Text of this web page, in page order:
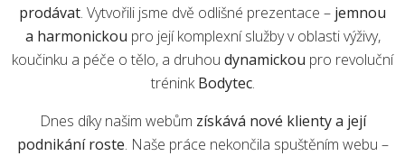
prodávat. Vytvořili jsme dvě odlišné prezentace – jemnou
a harmonickou pro její komplexní služby v oblasti výživy,
koučinku a péče o tělo, a druhou dynamickou pro revoluční
tréninkBodytec.
Dnes díky našim webům získává nové klienty a její
podnikání roste. Naše práce nekončila spuštěním webu –